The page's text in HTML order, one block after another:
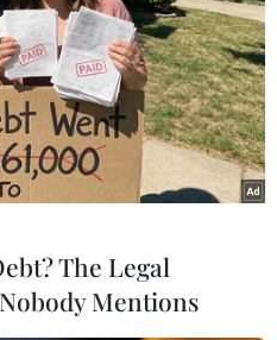
Áo Ukraine
The Legal
Mentions